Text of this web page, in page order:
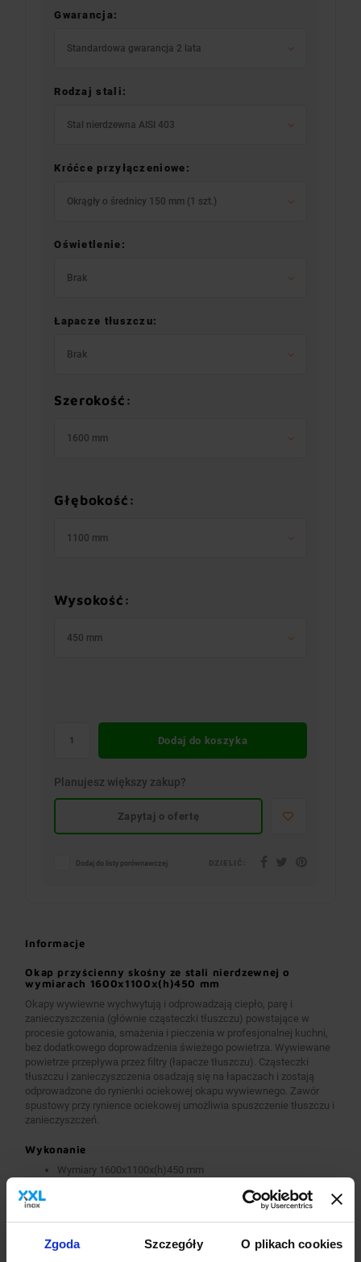
Zgoda Szczegóły O plikach cookies
Gwarancja:
Standardowa gwarancja 2 lata
Rodzaj stali:
Stal nierdzewna AISI 403
Króćce przyłączeniowe:
Okrągły o średnicy 150 mm (1 szt.)
Oświetlenie:
Brak
Łapacze tłuszczu:
Brak
Szerokość:
1600 mm
Głębokość:
1100 mm
Wysokość:
450 mm
Dodaj do koszyka
Planujesz większy zakup?
Zapytaj o ofertę
Dodaj do listy porównawczej
Informacje
Okap przyścienny skośny ze stali nierdzewnej o
wymiarach 1600x1100x(h)450 mm
Okapy wywiewne wychwytują i odprowadzają ciepło, parę i
zanieczyszczenia (głównie cząsteczki tłuszczu) powstające w
procesie gotowania, smażenia i pieczenia w profesjonalnej kuchni,
bez dodatkowego doprowadzenia świeżego powietrza. Wywiewane
powietrze przepływa przez filtry (łapacze tłuszczu). Cząsteczki
tłuszczu i zanieczyszczenia osadzają się na łapaczach i zostają
odprowadzone do rynienki ociekowej okapu wywiewnego. Zawór
spustowy przy rynience ociekowej umożliwia spuszczenie tłuszczu i
zanieczyszczeń.
Wykonanie
Wymiary 1600x1100x(h)450 mm
Okapy wywiewne o wymiarach A>2600 mm wykonane są w
wersji łączonej (skręcanej) z dwóch lub więcej przelotowych
Okapy wyposażone są w system otworów i zawiesi